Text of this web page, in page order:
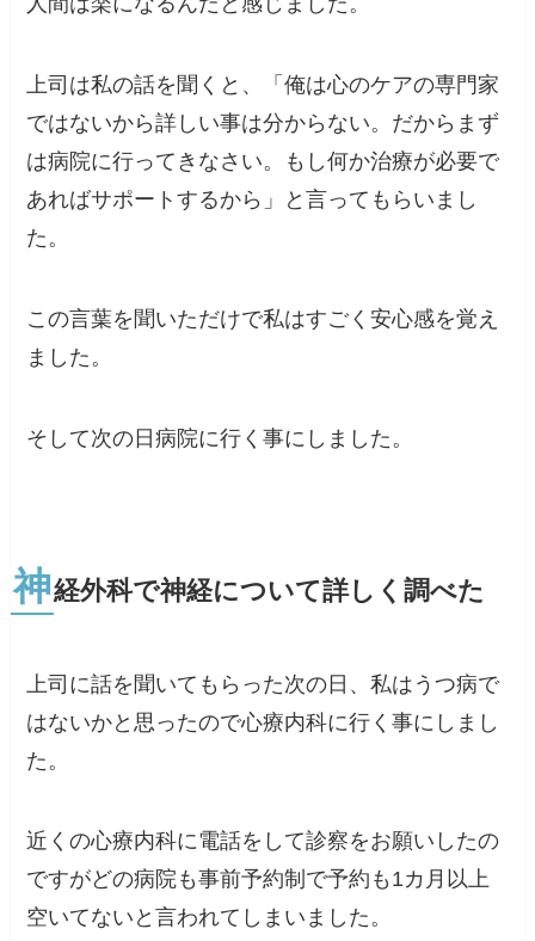
上司は私の話を聞くと、「俺は心のケアの専門家
ではないから詳しい事は分からない。だからまず
は病院に行ってきなさい。もし何か治療が必要で
あればサポートするから」と言ってもらいまし
た。
この言葉を聞いただけで私はすごく安心感を覚え
ました。
そして次の日病院に行く事にしました。
神経外科で神経について詳しく調べた
上司に話を聞いてもらった次の日、私はうつ病で
はないかと思ったので心療内科に行く事にしまし
た。
近くの心療内科に電話をして診察をお願いしたの
ですがどの病院も事前予約制で予約も1カ月以上
空いてないと言われてしまいました。